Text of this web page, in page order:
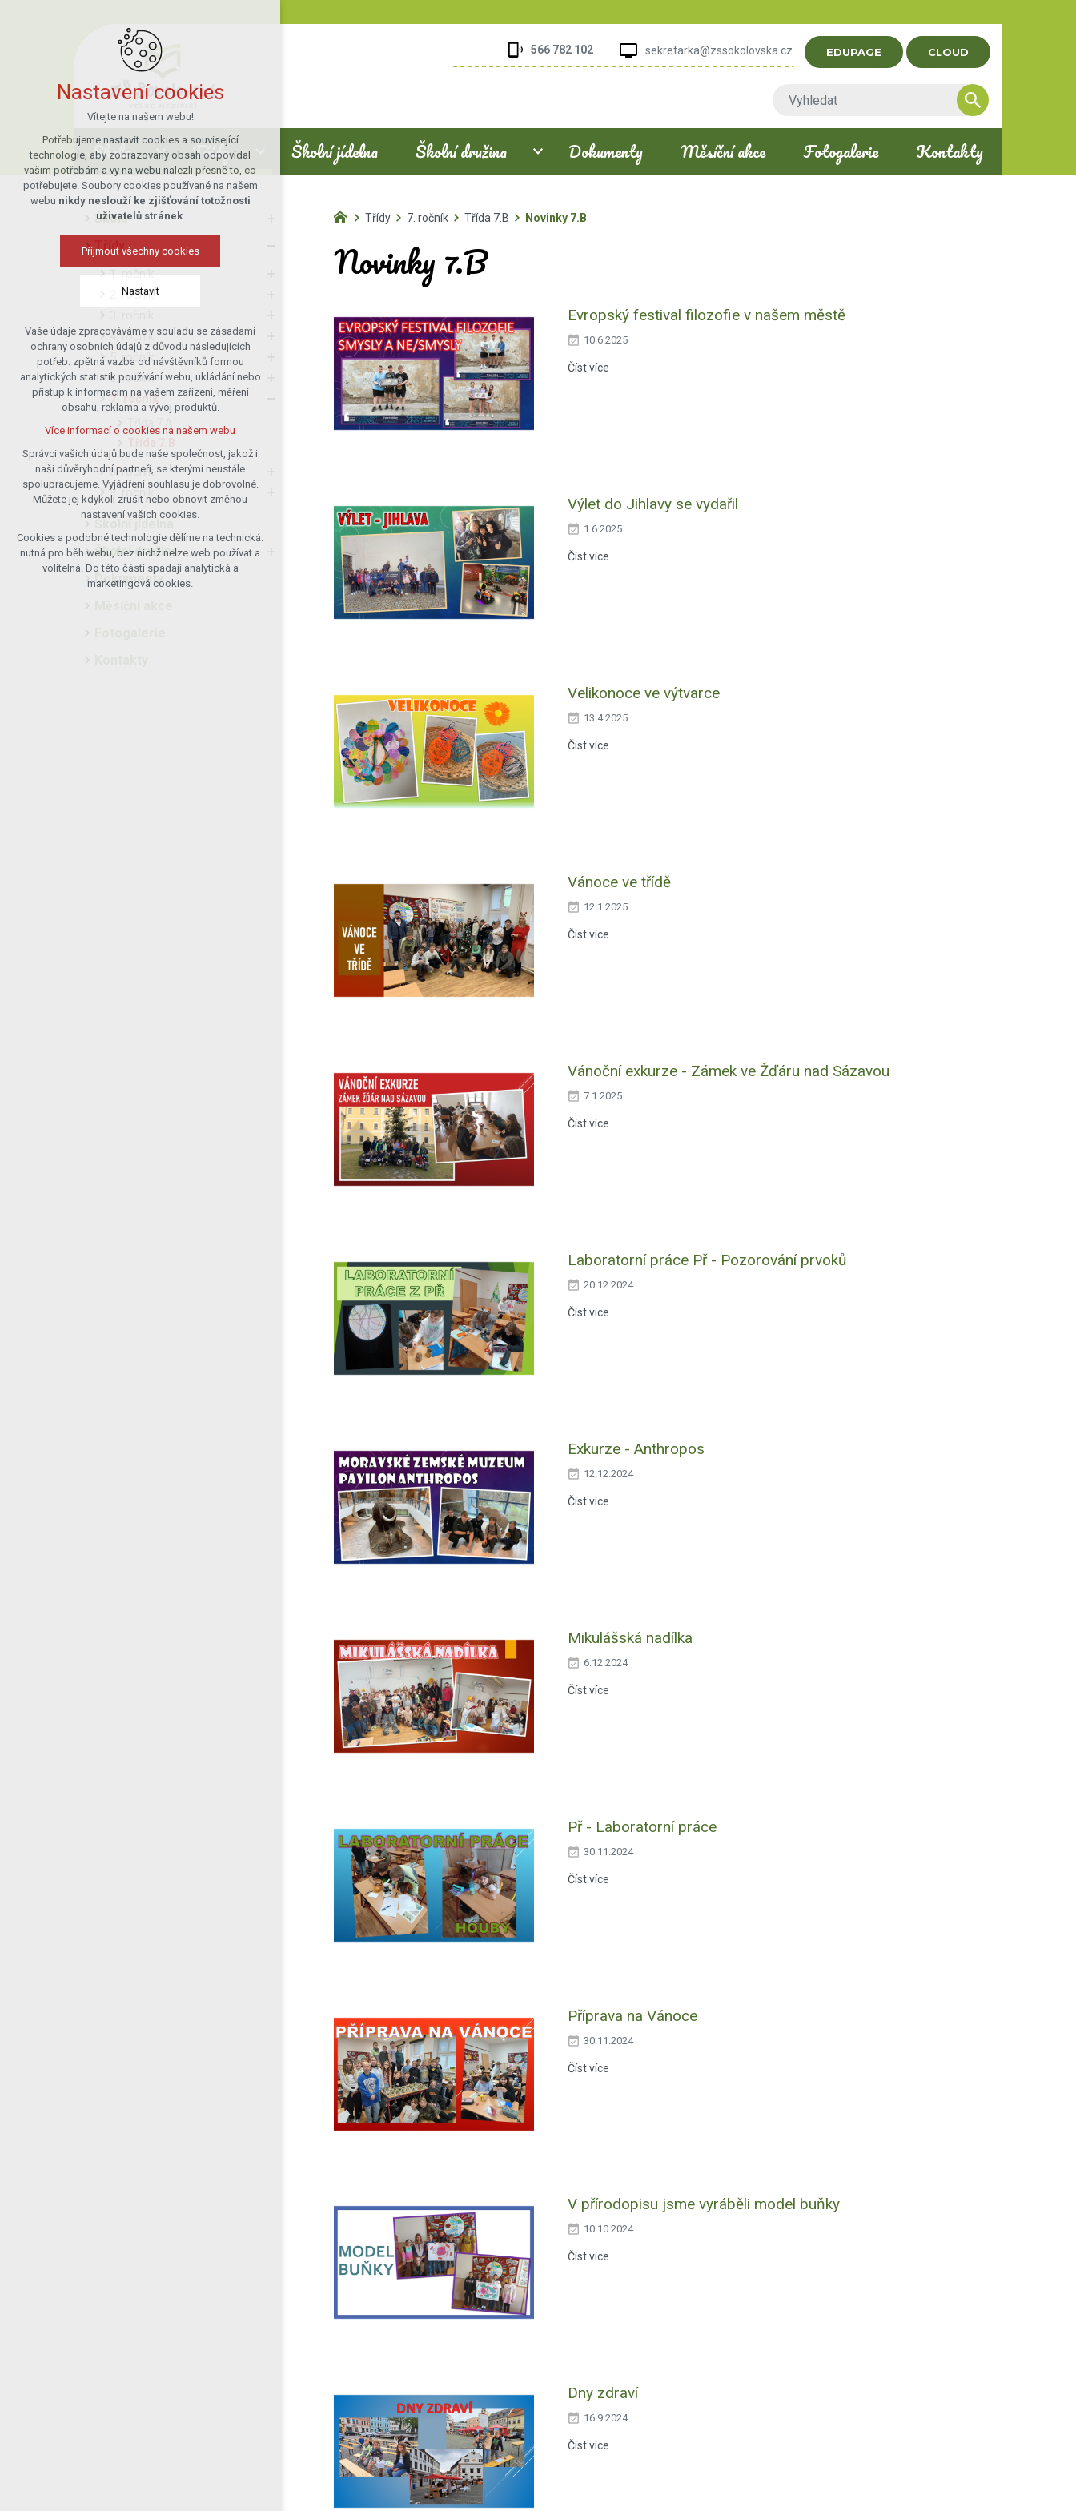
566 782 102 sekretarka@zssokolovska.cz EDUPAGE CLOUD
Škola Třídy Školní jídelna Školní družina Dokumenty Měsíční akce Fotogalerie Kontakty
Škola
Třídy
1. ročník
2. ročník
4. ročník
5. ročník
6. ročník
7. ročník
8. ročník
9. ročník
Školní družina
Dokumenty
Třídy 7. ročník Třída 7.B Novinky 7.B
Novinky 7.B
Evropský festival filozofie v našem městě
10.6.2025
Číst více
Výlet do Jihlavy se vydařil
1.6.2025
Číst více
Velikonoce ve výtvarce
13.4.2025
Číst více
Vánoce ve třídě
12.1.2025
Číst více
Vánoční exkurze - Zámek ve Žďáru nad Sázavou
7.1.2025
Číst více
Laboratorní práce Př - Pozorování prvoků
20.12.2024
Číst více
Exkurze - Anthropos
12.12.2024
Číst více
Mikulášská nadílka
6.12.2024
Číst více
Př - Laboratorní práce
30.11.2024
Číst více
Příprava na Vánoce
30.11.2024
Číst více
V přírodopisu jsme vyráběli model buňky
10.10.2024
Číst více
Dny zdraví
16.9.2024
Číst více
Nastavení cookies
Vítejte na našem webu!
Potřebujeme nastavit cookies a související
technologie, aby zobrazovaný obsah odpovídal
vašim potřebám a vy na webu nalezli přesně to, co
potřebujete. Soubory cookies používané na našem
webu nikdy neslouží ke zjišťování totožnosti
uživatelů stránek.
Přijmout všechny cookies
Nastavit
Technická cookies
nutná pro provozování webu
udržení kontextu stránek (session):
případná přihlášení, volby jazyka, apod.
Volitelná cookies
analytická pro anonymizované
vyhodnocení návštěvnosti
marketingová cookies (Google)
Více informací o cookies na našem webu
Přijmout všechny cookies
Odmítnout vše
Vaše údaje zpracováváme v souladu se zásadami
ochrany osobních údajů z důvodu následujících
potřeb: zpětná vazba od návštěvníků formou
analytických statistik používání webu, ukládání nebo
přístup k informacím na vašem zařízení, měření
obsahu, reklama a vývoj produktů.
Více informací o cookies na našem webu
Správci vašich údajů bude naše společnost, jakož i
naši důvěryhodní partneři, se kterými neustále
spolupracujeme. Vyjádření souhlasu je dobrovolné.
Můžete jej kdykoli zrušit nebo obnovit změnou
nastavení vašich cookies.
Cookies a podobné technologie dělíme na technická:
nutná pro běh webu, bez nichž nelze web používat a
volitelná. Do této části spadají analytická a
marketingová cookies.